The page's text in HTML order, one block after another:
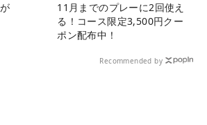
11月までのプレーに2回使え
る！コース限定3,500円クー
ポン配布中！
Recommended by